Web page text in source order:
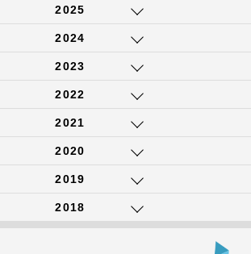
2025
2024
2023
2022
2021
2020
2019
2018